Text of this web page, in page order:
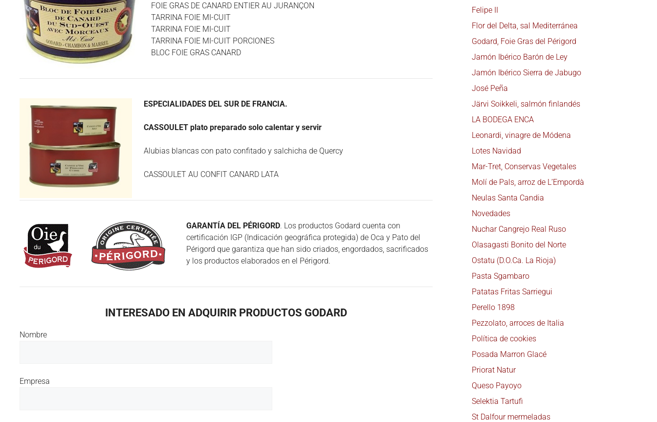
FOIE GRAS DE CANARD ENTIER AU JURANÇON
TARRINA FOIE MI-CUIT
TARRINA FOIE MI-CUIT
TARRINA FOIE MI-CUIT PORCIONES
BLOC FOIE GRAS CANARD
ESPECIALIDADES DEL SUR DE FRANCIA.
CASSOULET plato preparado solo calentar y servir
Alubias blancas con pato confitado y salchicha de Quercy
CASSOULET AU CONFIT CANARD LATA
GARANTÍA DEL PÉRIGORD. Los productos Godard cuenta con
certificación IGP (Indicación geográfica protegida) de Oca y Pato del
Périgord que garantiza que han sido criados, engordados, sacrificados
y los productos elaborados en el Périgord.
INTERESADO EN ADQUIRIR PRODUCTOS GODARD
Nombre
Empresa
Felipe II
Flor del Delta, sal Mediterránea
Godard, Foie Gras del Périgord
Jamón Ibérico Barón de Ley
Jamón Ibérico Sierra de Jabugo
José Peña
Järvi Soikkeli, salmón finlandés
LA BODEGA ENCA
Leonardi, vinagre de Módena
Lotes Navidad
Mar-Tret, Conservas Vegetales
Molí de Pals, arroz de L’Empordà
Neulas Santa Candia
Novedades
Nuchar Cangrejo Real Ruso
Olasagasti Bonito del Norte
Ostatu (D.O.Ca. La Rioja)
Pasta Sgambaro
Patatas Fritas Sarriegui
Perello 1898
Pezzolato, arroces de Italia
Política de cookies
Posada Marron Glacé
Priorat Natur
Queso Payoyo
Selektia Tartufi
St Dalfour mermeladas